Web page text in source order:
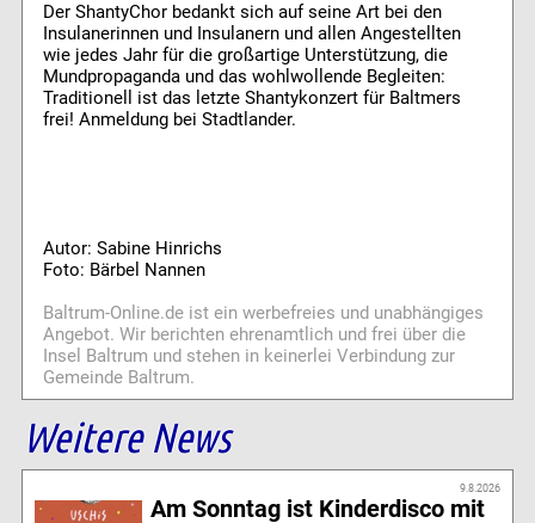
Der ShantyChor bedankt sich auf seine Art bei den
Insulanerinnen und Insulanern und allen Angestellten
wie jedes Jahr für die großartige Unterstützung, die
Mundpropaganda und das wohlwollende Begleiten:
Traditionell ist das letzte Shantykonzert für Baltmers
frei! Anmeldung bei Stadtlander.
Autor: Sabine Hinrichs
Foto: Bärbel Nannen
Baltrum-Online.de ist ein werbefreies und unabhängiges
Angebot. Wir berichten ehrenamtlich und frei über die
Insel Baltrum und stehen in keinerlei Verbindung zur
Gemeinde Baltrum.
Weitere News
9.8.2026
Am Sonntag ist Kinderdisco mit